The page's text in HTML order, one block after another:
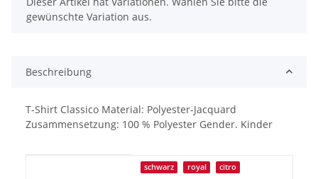
gewünschte Variation aus.
Beschreibung
T-Shirt Classico Material: Polyester-Jacquard
Zusammensetzung: 100 % Polyester Gender. Kinder
schwarz royal
citro